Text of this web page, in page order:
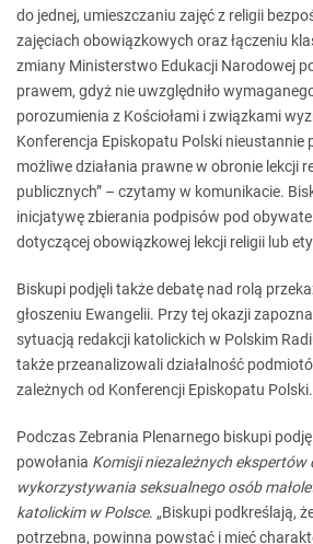
do jednej, umieszczaniu zajęć z religii
zajęciach obowiązkowych oraz łączeniu
zmiany Ministerstwo Edukacji Narodowej
prawem, gdyż nie uwzględniło
porozumienia z Kościołami i związkami
Konferencja Episkopatu Polski nieustannie
możliwe działania prawne w obronie lekcji
publicznych” – czytamy w komunikacie.
inicjatywę zbierania podpisów pod
dotyczącej obowiązkowej lekcji religii lub
Biskupi podjęli także debatę nad rolą
głoszeniu Ewangelii. Przy tej okazji
sytuacją redakcji katolickich w Polskim
także przeanalizowali działalność
zależnych od Konferencji Episkopatu Polski.
Podczas Zebrania Plenarnego biskupi
powołania Komisji niezależnych
wykorzystywania seksualnego osób
katolickim w Polsce. „Biskupi podkreślają,
potrzebna, powinna powstać i mieć